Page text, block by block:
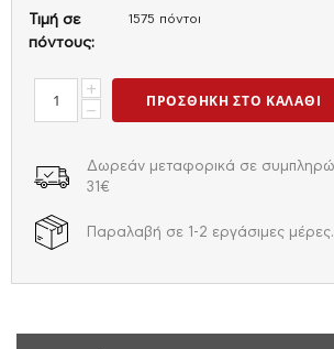
Τιμή σε
πόντους:
1575 πόντοι
+
−
ΠΡΟΣΘΉΚΗ ΣΤΟ ΚΑΛΆΘΙ
Δωρεάν μεταφορικά σε
31€
Παραλαβή σε 1-2 εργάσιμες μέρες.